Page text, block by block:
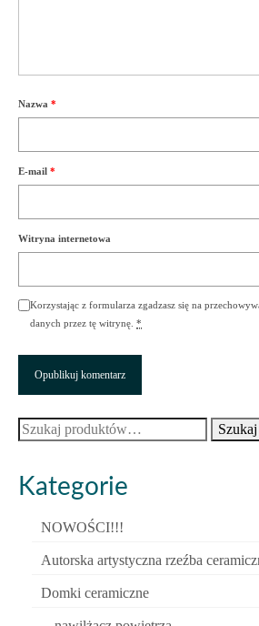
Nazwa *
E-mail *
Witryna internetowa
Korzystając z formularza zgadzasz się na
danych przez tę witrynę. *
Szukaj: Szukaj
Kategorie
NOWOŚCI!!!
Autorska artystyczna rzeźba
Domki ceramiczne